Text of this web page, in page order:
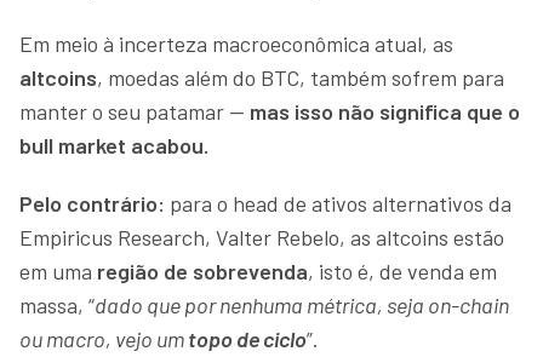
Em meio à incerteza macroeconômica atual, as
altcoins, moedas além do BTC, também sofrem para
manter o seu patamar — mas isso não significa que o
bull market acabou.
Pelo contrário: para o head de ativos alternativos da
Empiricus Research, Valter Rebelo, as altcoins estão
em uma região de sobrevenda, isto é, de venda em
massa, “dado que por nenhuma métrica, seja on-chain
ou macro, vejo umtopo de ciclo”.